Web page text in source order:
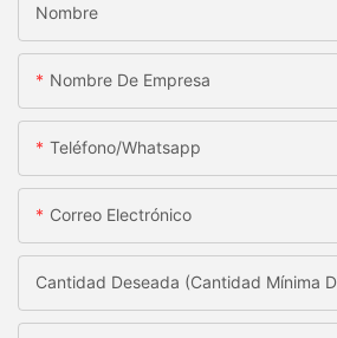
Nombre
Nombre De Empresa
Teléfono/whatsapp
Correo Electrónico
Cantidad Deseada (Cantidad Mínima